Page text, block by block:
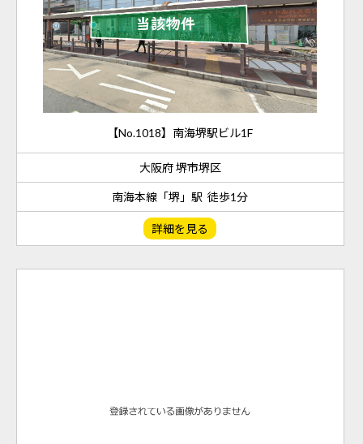
【No.1018】南海堺駅ビル1F
大阪府 堺市堺区
南海本線「堺」駅 徒歩1分
詳細を見る